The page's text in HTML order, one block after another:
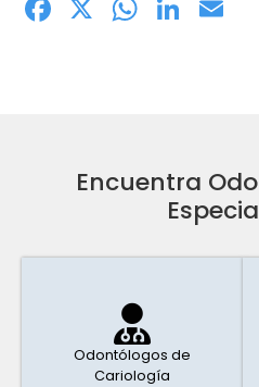
Encuentra
Odontólogos de
Cariología